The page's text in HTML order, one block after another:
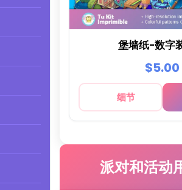
堡墙纸-数字
$5.00
细节
派对和活动